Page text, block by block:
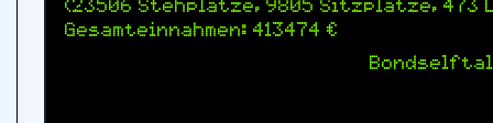
(23506 Stehplätze, 9805 Sitzplätze, 473
Gesamteinnahmen: 413474 €